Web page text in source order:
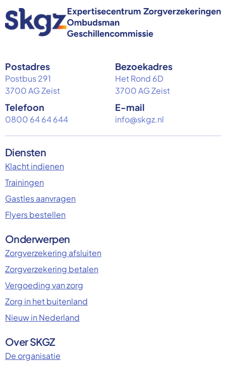
Postadres
Postbus 291
3700 AG Zeist
Bezoekadres
Het Rond 6D
3700 AG Zeist
Telefoon
0800 64 64 644
E-mail
info@skgz.nl
Diensten
Klacht indienen
Trainingen
Gastles aanvragen
Flyers bestellen
Onderwerpen
Zorgverzekering afsluiten
Zorgverzekering betalen
Vergoeding van zorg
Zorg in het buitenland
Nieuw in Nederland
Over SKGZ
De organisatie